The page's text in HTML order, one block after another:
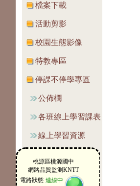
檔案下載
活動剪影
校園生態影像
特教專區
停課不停學專區
公佈欄
各班線上學習課表
線上學習資源